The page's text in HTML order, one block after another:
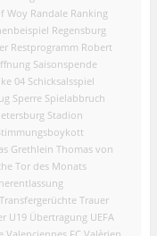
Woy Randale Ranking
Regensburg
Restprogramm Robert
Saisonspende
04 Schicksalsspiel
Sperre Spielabbruch
Stadion
Grethlein Thomas von
Tor des Monats
Transfergerüchte Trauer
U19 Übertragung UEFA